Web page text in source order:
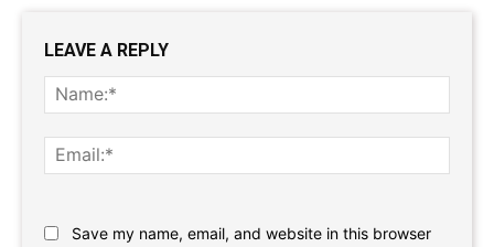
LEAVE A REPLY
Save my name, email, and website in this browser